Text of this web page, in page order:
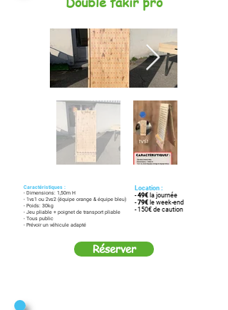
Caractéristiques :
- Dimensions: 1,50m H
- 1vs1 ou 2vs2 (équipe orange & équipe bleu)
- Poids: 30kg
- Jeu pliable + poignet de transport pliable
- Tous public
- Prévoir un véhicule adapté
Location :
-49€ la journée
-79€ le week-end
- 150€ de caution
Réserver